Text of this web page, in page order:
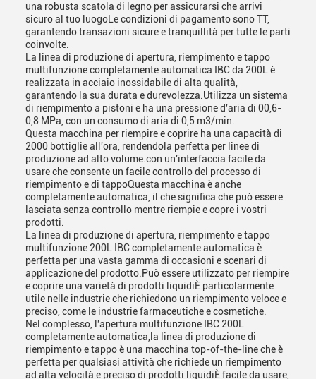
una robusta scatola di legno per assicurarsi che arrivi
sicuro al tuo luogoLe condizioni di pagamento sono TT,
garantendo transazioni sicure e tranquillità per tutte le parti
coinvolte.
La linea di produzione di apertura, riempimento e tappo
multifunzione completamente automatica IBC da 200L è
realizzata in acciaio inossidabile di alta qualità,
garantendo la sua durata e durevolezza.Utilizza un sistema
di riempimento a pistoni e ha una pressione d'aria di 00,6-
0,8 MPa, con un consumo di aria di 0,5 m3/min.
Questa macchina per riempire e coprire ha una capacità di
2000 bottiglie all'ora, rendendola perfetta per linee di
produzione ad alto volume.con un'interfaccia facile da
usare che consente un facile controllo del processo di
riempimento e di tappoQuesta macchina è anche
completamente automatica, il che significa che può essere
lasciata senza controllo mentre riempie e copre i vostri
prodotti.
La linea di produzione di apertura, riempimento e tappo
multifunzione 200L IBC completamente automatica è
perfetta per una vasta gamma di occasioni e scenari di
applicazione del prodotto.Può essere utilizzato per riempire
e coprire una varietà di prodotti liquidiÈ particolarmente
utile nelle industrie che richiedono un riempimento veloce e
preciso, come le industrie farmaceutiche e cosmetiche.
Nel complesso, l'apertura multifunzione IBC 200L
completamente automatica,la linea di produzione di
riempimento e tappo è una macchina top-of-the-line che è
perfetta per qualsiasi attività che richiede un riempimento
ad alta velocità e preciso di prodotti liquidiÈ facile da usare,